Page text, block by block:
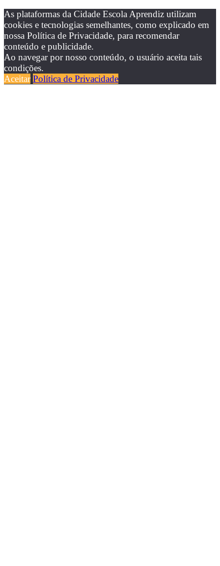
As plataformas da Cidade Escola Aprendiz utilizam
cookies e tecnologias semelhantes, como explicado em
nossa Política de Privacidade, para recomendar
conteúdo e publicidade.
Ao navegar por nosso conteúdo, o usuário aceita tais
condições.
Aceitar Política de Privacidade